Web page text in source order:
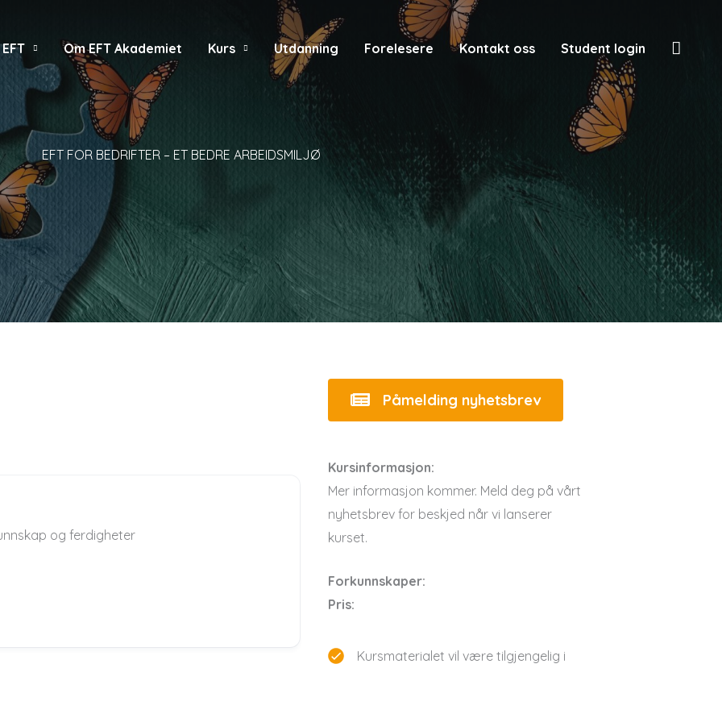
Om EFT Akademiet Kurs Utdanning Forelesere Kontakt oss Student login
EFT FOR BEDRIFTER – ET BEDRE ARBEIDSMILJØ
og ferdigheter
Påmelding nyhetsbrev
Kursinformasjon:
Mer informasjon kommer. Meld deg på vårt
nyhetsbrev for beskjed når vi lanserer
kurset.
Forkunnskaper:
Pris:
Kursmaterialet vil være tilgjengelig i